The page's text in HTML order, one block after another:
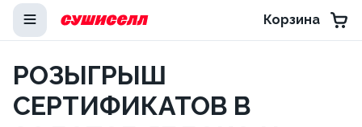
Корзина
РОЗЫГРЫШ
СЕРТИФИКАТОВ В